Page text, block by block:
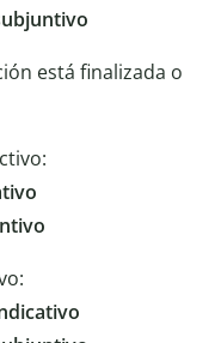
está finalizada o